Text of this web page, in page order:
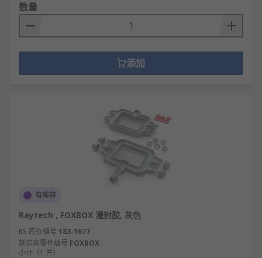
数量
添加
有库存
Raytech , FOXBOX 灌封胶, 灰色
RS 库存编号 183-1677
制造商零件编号 FOXBOX
小计（1 件）